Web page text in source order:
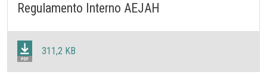
Regulamento Interno AEJAH
311,2 KB